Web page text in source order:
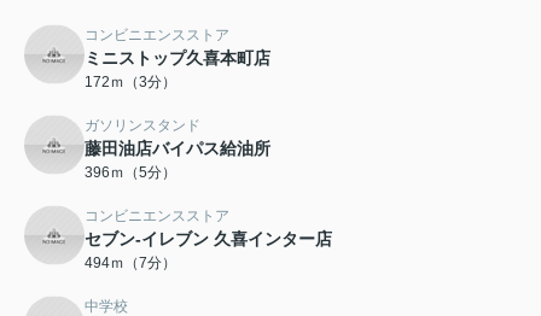
コンビニエンスストア
ミニストップ久喜本町店
172ｍ（3分）
ガソリンスタンド
藤田油店バイパス給油所
396ｍ（5分）
コンビニエンスストア
セブン-イレブン 久喜インター店
494ｍ（7分）
中学校